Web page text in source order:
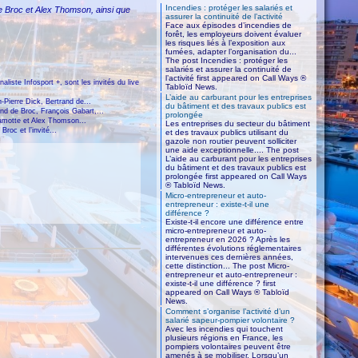
et Alex Thomson, ainsi que
Infosport +, sont les invités du live
Dick, Bertrand de...
de Broc, François Gabart,...
et Alex Thomson...
et l’invité...
Incendies : protéger les salariés et
assurer la continuité de l’activité
Face aux épisodes d’incendies de
forêt, les employeurs doivent évaluer
les risques liés à l’exposition aux
fumées, adapter l’organisation du...
The post Incendies : protéger les
salariés et assurer la continuité de
l’activité first appeared on Call Ways ®
Tabloïd News.
L’aide au carburant pour les entreprises
du bâtiment et des travaux publics est
prolongée
Les entreprises du secteur du bâtiment
et des travaux publics utilisant du
gazole non routier peuvent solliciter
une aide exceptionnelle.... The post
L’aide au carburant pour les entreprises
du bâtiment et des travaux publics est
prolongée first appeared on Call Ways
® Tabloïd News.
Micro-entrepreneur et auto-
entrepreneur : existe-t-il une
différence ?
Existe-t-il encore une différence entre
micro-entrepreneur et auto-
entrepreneur en 2026 ? Après les
différentes évolutions réglementaires
intervenues ces dernières années,
cette distinction... The post Micro-
entrepreneur et auto-entrepreneur :
existe-t-il une différence ? first
appeared on Call Ways ® Tabloïd
News.
Comment s’organise l’activité d’un
salarié sapeur-pompier volontaire ?
Avec les incendies qui touchent
plusieurs régions en France, les
pompiers volontaires peuvent être
amenés à se mobiliser. Lorsqu’un